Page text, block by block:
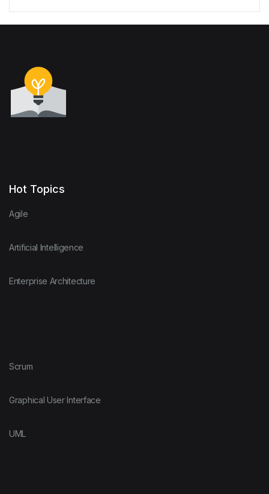
Hot Topics
Agile
Artificial Intelligence
Enterprise Architecture
Scrum
Graphical User Interface
UML